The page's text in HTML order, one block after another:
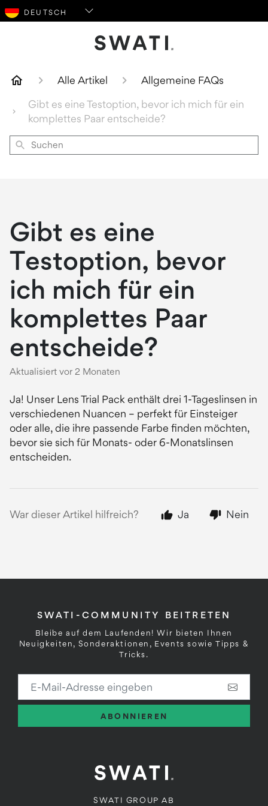
Alle Artikel
Allgemeine FAQs
Gibt es eine Testoption, bevor ich mich für ein
komplettes Paar entscheide?
Suchen
Gibt es eine
Testoption, bevor
ich mich für ein
komplettes Paar
entscheide?
Aktualisiert vor 2 Monaten
Ja! Unser Lens Trial Pack enthält drei 1-Tageslinsen in
verschiedenen Nuancen – perfekt für Einsteiger
oder alle, die ihre passende Farbe finden möchten,
bevor sie sich für Monats- oder 6-Monatslinsen
entscheiden.
War dieser Artikel hilfreich? Ja Nein
SWATI GROUP AB
SWATI-COMMUNITY BEITRETEN
Bleibe auf dem Laufenden! Wir bieten Ihnen
Neuigkeiten, Sonderaktionen, Events sowie Tipps &
Tricks.
ABONNIEREN